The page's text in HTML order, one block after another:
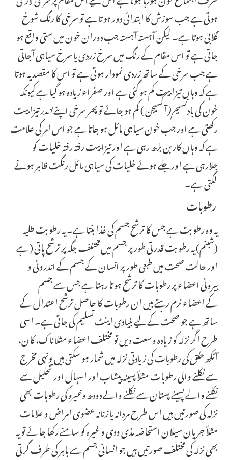
ہوتی ہے جب سوزش کا ابتدائی دور ہو تا ہے تو سرخی کا رنگ شوخ
گلابی ہوتا ہے۔ لیکن آہستہ آہستہ جب دوران خون میں ستی واقع ہو
جاتی ہے تو اس مقام کے رنگ میں سرخ زردی یا سرخ سیاہی آجاتی
ہے جب سرخی کے ساتھ زردی نمودار ہوتی ہے تو اس کا مقصد یہ ہوتا
ہے کہ وہاں تیزابیت کم ہو گئی ہے اور صفراء زیادہ ہو گیا ہے کیونکہ
خون کی بادنسیم(آکسیجن ) کم ہو جائے تو پھر سرخی اپنےاندرتیزابیت
رکھتی ہے اور جب خون سیاہی مائل ہو جاتا ہے جو اس امر کی علامت
ہے کہ وہاں کار بن بڑھ رہی ہے اور تیزابیت رفتہ رفتہ خلیات کو
جلارہی ہے اور جلے ہوئے خلیات کی سیاہی مائل رنگت ظاہر ہونے
رطوبات
یہ وہ رطوبت ہے جس کا ترشح جسم کی غذا بنتا ہے۔ یہ رطوبت طلیہ
(شبنم) یہ رطوبت قدرتی طور پر جسم میںمختلفجگہ پر ترشح پاتی ( ہے
اور حالت صحت میں طبعی طور پر انسان کے جسم کے اندرونی و
بیرونی اعضاء پر رطوبات کا ترشح ہو تا رہتا ہے جس سے جسم
کے اعضاء نرم رہتے ہیں ان رطوبات کا حاصل ترشح اعتدال کے
ساتھ ہے جو صحت کے لیے بنیادی اینٹ تسلیم کی جاتی ہے۔ اسی
طرح اگر نزلہ کو زیادہ وسعت دیں تو مختلف اعضاء مثلا ناک، کان،
آنکھحلق کیرطوبات کی زیادتی نزلہ میں شمار ہو سکتی ہیں یونہی مخرج
سے نکلنے والی رطوبات مثلاً پسینہ پیشاب اور اسہال اور تحلیل سے
نکلنے والے پسینے پستان سے نکلنے والے دودھوغیرہ کیرطوبات بھی
نزلہ کی صورتیں ہیں اس طرح مردانہ یا زنانه عضوی امراض و علامات
مثلاً جریان سیلان استحاضہ مذی ودی و غیرہ کو سامنے رکھا جائے تو یہ
بھی نزلہ کی مختلف صورتیں ہیں جو انسانی جسم سے باہر کی طرف گرتی